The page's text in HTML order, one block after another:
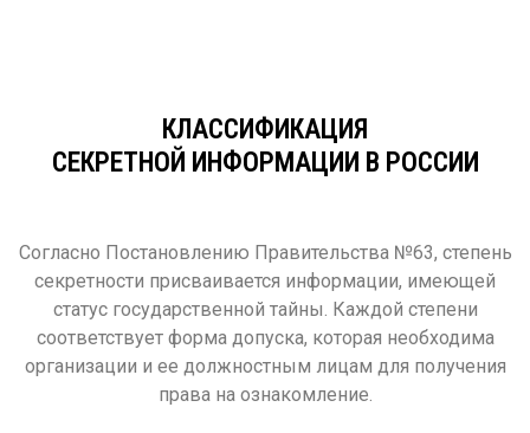
КЛАССИФИКАЦИЯ
СЕКРЕТНОЙ ИНФОРМАЦИИ В РОССИИ
Согласно Постановлению Правительства №63, степень
секретности присваивается информации, имеющей
статус государственной тайны. Каждой степени
соответствует форма допуска, которая необходима
организации и ее должностным лицам для получения
права на ознакомление.